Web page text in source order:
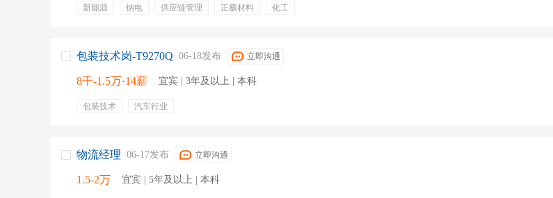
新能源 钠电 供应链管理 正极材料 化工
包装技术岗-T9270Q 06-18发布 立即沟通
8千-1.5万·14薪 宜宾 | 3年及以上 | 本科
包装技术 汽车行业
物流经理 06-17发布 立即沟通
1.5-2万 宜宾 | 5年及以上 | 本科